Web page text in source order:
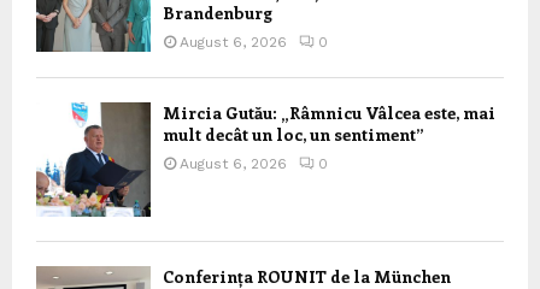
Brandenburg
August 6, 2026 0
Mircia Gutău: „Râmnicu Vâlcea este, mai
mult decât un loc, un sentiment”
August 6, 2026 0
Conferința ROUNIT de la München